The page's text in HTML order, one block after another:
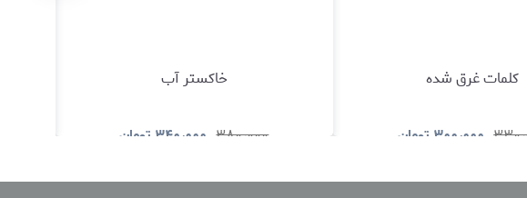
کلمات غرق شده
۳۰۰٫۰۰۰ تومان
خاکستر آب
۳۸۰٫۰۰۰ ۳۴۰٫۰۰۰ تومان